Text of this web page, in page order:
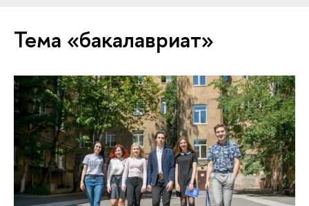
Тема «бакалавриат»